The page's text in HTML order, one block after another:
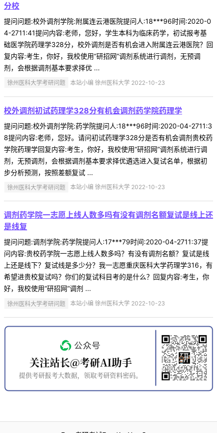
分校
提问问题:校外调剂学院:附属连云港医院提问人:18***96时间:2020-0
4-2711:41提问内容:老师，您好，学生本科为临床药学，初试报考基
础医学院药理学328分，校外调剂是否有机会进入附属连云港医院？回
复内容:考生，你好，我校使用“研招网”调剂系统进行调剂，无预调
剂，会根据调剂基本要求择优 ...
徐州医科大学考研问题 本站小编 徐州医科大学 2022-10-23
校外调剂初试药理学328分有机会调剂药学院药理学
提问问题:校外调剂学院:药学院提问人:18***96时间:2020-04-2711:3
8提问内容:老师，您好。请问初试药理学328分是否有机会调剂贵校药
学院药理学回复内容:考生，你好，我校使用“研招网”调剂系统进行调
剂，无预调剂，会根据调剂基本要求择优遴选进入复试名单，根据初
步分析预测，按照差额复试 ...
徐州医科大学考研问题 本站小编 徐州医科大学 2022-10-23
调剂药学院一志愿上线人数多吗有没有调剂名额复试是线上还
是线复
提问问题:调剂学院:药学院提问人:17***79时间:2020-04-2711:37提
问内容:贵校药学院一志愿上线人数多吗？有没有调剂名额？复试是线
上还是线下？复试线是多少分？我一志愿重庆医科大学药理学316，有
希望进贵校复试吗？你们的复试科目考的是什么？回复内容:考生，你
好，我校使用“研招网”调剂 ...
徐州医科大学考研问题 本站小编 徐州医科大学 2022-10-23